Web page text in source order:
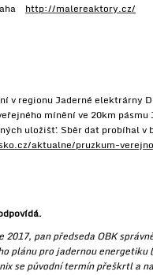
http://malereaktory.cz/
v regionu Jaderné elektrárny
mínění ve 20km
uložišť. Sběr dat probíhal v
aktualne/pruzkum-
2017, pan předseda OBK
plánu pro jadernou
se původní termín přeškrtl a